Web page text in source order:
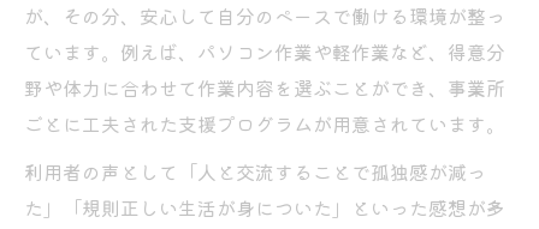
就労継続支援B型の仕事で生活リズムを整え
るコツ
自分の特性を活かせるB型の作業内容とは
安心して働き続けるためのB型サポート体制
就労継続支援B型の手厚いサポート内容を解
説
が、その分、安心して自分のペースで働ける環境が整っ
ています。例えば、パソコン作業や軽作業など、得意分
野や体力に合わせて作業内容を選ぶことができ、事業所
ごとに工夫された支援プログラムが用意されています。
利用者の声として「人と交流することで孤独感が減っ
た」「規則正しい生活が身についた」といった感想が多